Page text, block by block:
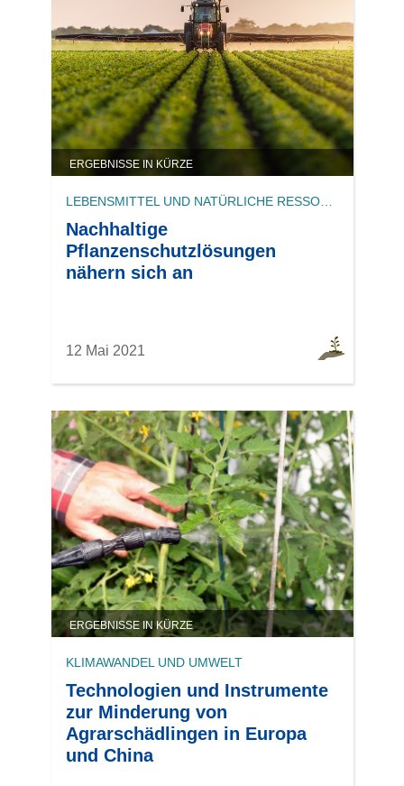
ERGEBNISSE IN KÜRZE
LEBENSMITTEL UND NATÜRLICHE RESSOURCEN
Nachhaltige
Pflanzenschutzlösungen
nähern sich an
12 Mai 2021
ERGEBNISSE IN KÜRZE
KLIMAWANDEL UND UMWELT
Technologien und Instrumente
zur Minderung von
Agrarschädlingen in Europa
und China